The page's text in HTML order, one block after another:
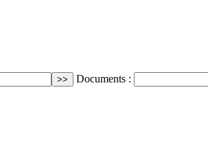
Documents :